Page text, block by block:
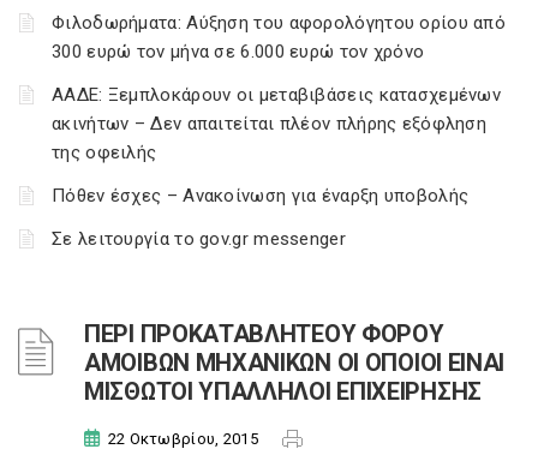
Φιλοδωρήματα: Αύξηση του αφορολόγητου ορίου από
300 ευρώ τον μήνα σε 6.000 ευρώ τον χρόνο
ΑΑΔΕ: Ξεμπλοκάρουν οι μεταβιβάσεις κατασχεμένων
ακινήτων – Δεν απαιτείται πλέον πλήρης εξόφληση
της οφειλής
Πόθεν έσχες – Ανακοίνωση για έναρξη υποβολής
Σε λειτουργία το gov.gr messenger
ΠΕΡΙ ΠΡΟΚΑΤΑΒΛΗΤΕΟΥ ΦΟΡΟΥ
ΑΜΟΙΒΩΝ ΜΗΧΑΝΙΚΩΝ ΟΙ ΟΠΟΙΟΙ ΕΙΝΑΙ
ΜΙΣΘΩΤΟΙ ΥΠΑΛΛΗΛΟΙ ΕΠΙΧΕΙΡΗΣΗΣ
22 Οκτωβρίου, 2015